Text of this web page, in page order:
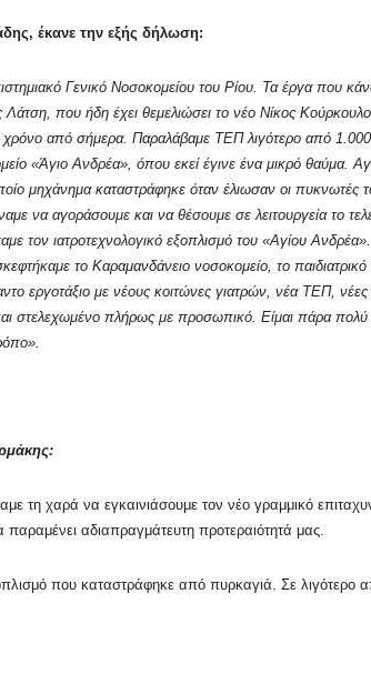
έκανε την εξής δήλωση:
Γενικό Νοσοκομείου του Ρίου. Τα έργα που
που ήδη έχει θεμελιώσει το νέο Νίκος
από σήμερα. Παραλάβαμε ΤΕΠ λιγότερο από
«Άγιο Ανδρέα», όπου εκεί έγινε ένα μικρό θαύμα.
μηχάνημα καταστράφηκε όταν έλιωσαν οι
να αγοράσουμε και να θέσουμε σε λειτουργεία το
τον ιατροτεχνολογικό εξοπλισμό του «Αγίου
το Καραμανδάνειο νοσοκομείο, το
εργοτάξιο με νέους κοιτώνες γιατρών, νέα ΤΕΠ,
στελεχωμένο πλήρως με προσωπικό. Είμαι πάρα
τη χαρά να εγκαινιάσουμε τον νέο γραμμικό
αδιαπραγμάτευτη προτεραιότητά μας.
που καταστράφηκε από πυρκαγιά. Σε